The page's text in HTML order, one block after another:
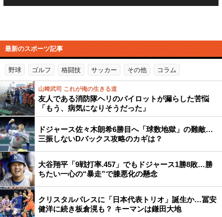
最新のスポーツ記事
野球 ゴルフ 格闘技 サッカー その他 コラム
山﨑武司 これが俺の生きる道
友人である消防隊ヘリのパイロットが漏らした苦悩
「もう、病気になりそうだった」
ドジャース佐々木朗希6勝目へ「球数地獄」の難敵…
三振しないDバックス攻略のカギは？
大谷翔平「9戦打率.457」でもドジャース1勝8敗…勝
ちたい一心の“暴走”で膝悪化の懸念
クリスタルパレスに「日本代表トリオ」誕生か…冨安
健洋に続き板倉滉も？ キーマンは鎌田大地